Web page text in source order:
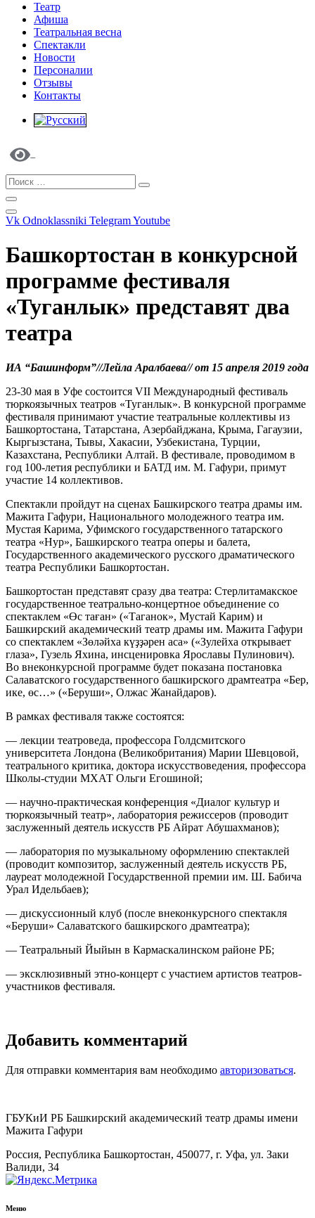
Театр
Афиша
Театральная весна
Спектакли
Новости
Персоналии
Отзывы
Контакты
Vk Odnoklassniki TelegramYoutube
Башкортостан в конкурсной
программе фестиваля
«Туганлык» представят два
театра
ИА “Башинформ”//Лейла Аралбаева// от 15 апреля 2019 года
23-30 мая в Уфе состоится VII Международный фестиваль
тюркоязычных театров «Туганлык». В конкурсной программе
фестиваля принимают участие театральные коллективы из
Башкортостана, Татарстана, Азербайджана, Крыма, Гагаузии,
Кыргызстана, Тывы, Хакасии, Узбекистана, Турции,
Казахстана, Республики Алтай. В фестивале, проводимом в
год 100-летия республики и БАТД им. М. Гафури, примут
участие 14 коллективов.
Спектакли пройдут на сценах Башкирского театра драмы им.
Мажита Гафури, Национального молодежного театра им.
Мустая Карима, Уфимского государственного татарского
театра «Нур», Башкирского театра оперы и балета,
Государственного академического русского драматического
театра Республики Башкортостан.
Башкортостан представят сразу два театра: Стерлитамакское
государственное театрально-концертное объединение со
спектаклем «Өс таған» («Таганок», Мустай Карим) и
Башкирский академический театр драмы им. Мажита Гафури
со спектаклем «Зөләйха күҙҙәрен аса» («Зулейха открывает
глаза», Гузель Яхина, инсценировка Ярославы Пулинович).
Во внеконкурcной программе будет показана постановка
Салаватского государственного башкирского драмтеатра «Бер,
ике, өс…» («Беруши», Олжас Жанайдаров).
В рамках фестиваля также состоятся:
— лекции театроведа, профессора Голдсмитского
университета Лондона (Великобритания) Марии Шевцовой,
театрального критика, доктора искусствоведения, профессора
Школы-студии МХАТ Ольги Егошиной;
— научно-практическая конференция «Диалог культур и
тюркоязычный театр», лаборатория режиссеров (проводит
заслуженный деятель искусств РБ Айрат Абушахманов);
— лаборатория по музыкальному оформлению спектаклей
(проводит композитор, заслуженный деятель искусств РБ,
лауреат молодежной Государственной премии им. Ш. Бабича
Урал Идельбаев);
— дискуссионный клуб (после внеконкурсного спектакля
«Беруши» Салаватского башкирского драмтеатра);
— Театральный Йыйын в Кармаскалинском районе РБ;
— эксклюзивный этно-концерт с участием артистов театров-
участников фестиваля.
Добавить комментарий
Для отправки комментария вам необходимо авторизоваться.
ГБУКиИ РБ Башкирский академический театр драмы имени
Мажита Гафури
Россия, Республика Башкортостан, 450077, г. Уфа, ул. Заки
Валиди, 34
Меню